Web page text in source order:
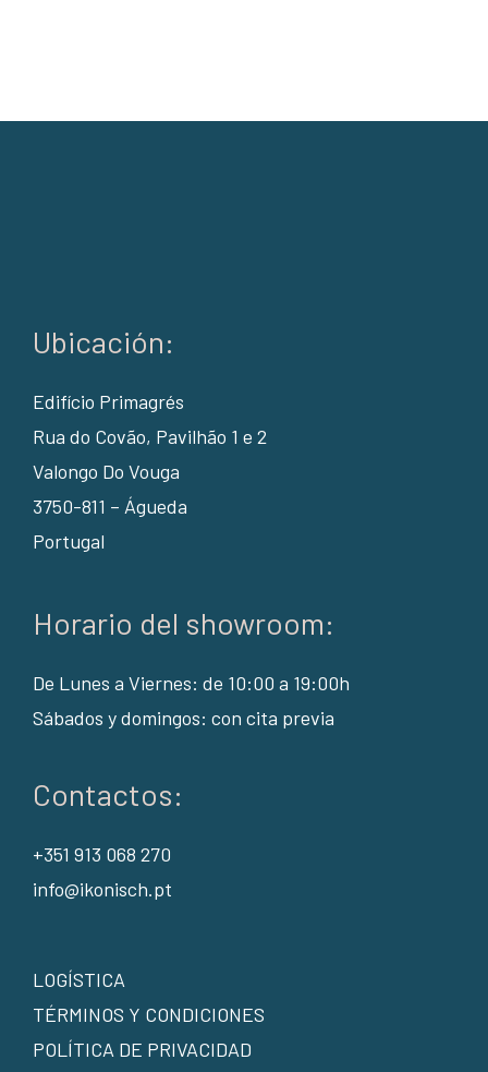
Ubicación:
Edifício Primagrés
Rua do Covão, Pavilhão 1 e 2
Valongo Do Vouga
3750-811 – Águeda
Portugal
Horario del showroom:
De Lunes a Viernes: de 10:00 a 19:00h
Sábados y domingos: con cita previa
Contactos:
+351 913 068 270
info@ikonisch.pt
LOGÍSTICA
TÉRMINOS Y CONDICIONES
POLÍTICA DE PRIVACIDAD